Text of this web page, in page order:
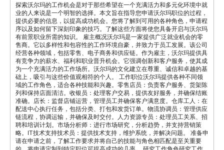
探索沃尔玛的工作机会是对于那些希望在一个充满活力和多元化环境中就
业的人来说是一个明智的选择。本文旨在指导您申请沃尔玛职位的过程，
提供必要的信息，以提高成功机会。您将了解到可用的各种角色，申请程
序以及如何留下深刻印象的技巧。了解这些方面将使您具备开启与沃尔玛
有前景职业所需的知识。 雇主概况沃尔玛是一家提供广泛就业机会的零
售商。它以多样性和包容性的工作环境自豪，并致力于员工发展。该公司
经营各种领域，包括零售、电子商务和供应链。作为雇主，沃尔玛提供具
有竞争力的薪水、福利和职业晋升机会。它强调创新和客户服务，使其成
为一个充满活力的工作场所。沃尔玛的文化建立在尊重、诚信和卓越的基
础上，吸引与这些价值观相符的个人。 工作职位沃尔玛提供各种不同领
域的工作角色，适合各种技能和兴趣。零售店员：负责客户服务、货架陈
列和保持店面清洁。收银员：处理客户交易，提供友好服务，并确保结账
准确。店长：监督店铺运营，管理员工并确保客户满意度。仓库工人：在
配送中心执行任务，包括分类、打包和发货订单。物流协调员：管理供应
链流程，协调运输，并确保及时交付。人力资源专员：处理员工关系、招
聘和培训计划。市场分析师：进行市场研究，分析趋势，并支持营销策
略。IT技术支持技术员：提供技术支持，维护系统，并解决问题。 准备申
请在申请之前，了解工作要求并将自己的技能与角色相匹配是至关重要
的。将申请定制到特定职位可提高成功的几率。 研究工作角色研究工作